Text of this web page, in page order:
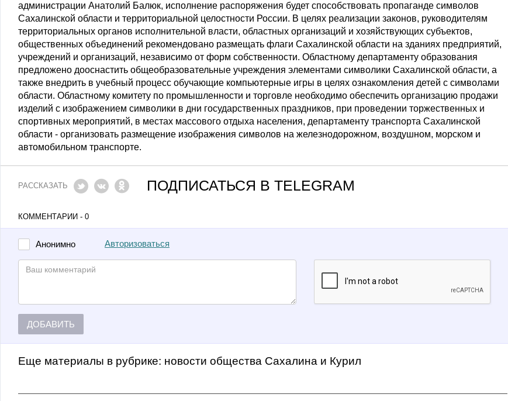
администрации Анатолий Балюк, исполнение распоряжения будет способствовать пропаганде символов
Сахалинской области и территориальной целостности России. В целях реализации законов, руководителям
территориальных органов исполнительной власти, областных организаций и хозяйствующих субъектов,
общественных объединений рекомендовано размещать флаги Сахалинской области на зданиях предприятий,
учреждений и организаций, независимо от форм собственности. Областному департаменту образования
предложено дооснастить общеобразовательные учреждения элементами символики Сахалинской области, а
также внедрить в учебный процесс обучающие компьютерные игры в целях ознакомления детей с символами
области. Областному комитету по промышленности и торговле необходимо обеспечить организацию продажи
изделий с изображением символики в дни государственных праздников, при проведении торжественных и
спортивных мероприятий, в местах массового отдыха населения, департаменту транспорта Сахалинской
области - организовать размещение изображения символов на железнодорожном, воздушном, морском и
автомобильном транспорте.
РАССКАЗАТЬ ПОДПИСАТЬСЯ В TELEGRAM
КОММЕНТАРИИ - 0
Анонимно Авторизоваться
ДОБАВИТЬ
Еще материалы в рубрике: Новости общества Сахалина и Курил